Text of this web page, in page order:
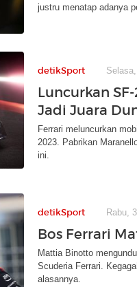
justru menatap adanya
detikSport
Luncurkan
Jadi Juara
Ferrari meluncurkan
2023. Pabrikan
ini.
detikSport Rabu,
Bos Ferrari
Mattia Binotto
Scuderia Ferrari.
alasannya.